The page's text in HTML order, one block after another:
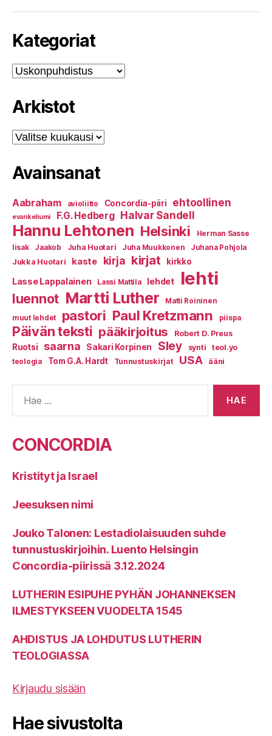
Kategoriat
Kategoriat
Arkistot
Arkistot
Avainsanat
Aabraham avioliitto Concordia-piiri ehtoollinen
evankeliumi F.G. Hedberg Halvar Sandell
Hannu Lehtonen Helsinki
Herman Sasse
Iisak
Jaakob Juha Huotari Juha Muukkonen Juhana Pohjola
Jukka Huotari kaste kirja kirjat kirkko
Lasse Lappalainen Lassi Mattila lehdet lehti
luennot Martti Luther
Matti Roininen
muut lehdet
pastori Paul Kretzmann piispa
Päivän teksti pääkirjoitus Robert D. Preus
Ruotsi saarna Sakari Korpinen Sley synti teol.yo
teologia Tom G.A. Hardt Tunnustuskirjat USA ääni
CONCORDIA
Kristityt ja Israel
Jeesuksen nimi
Jouko Talonen: Lestadiolaisuuden suhde
tunnustuskirjoihin. Luento Helsingin
Concordia-piirissä 3.12.2024
LUTHERIN ESIPUHE PYHÄN JOHANNEKSEN
ILMESTYKSEEN VUODELTA 1545
AHDISTUS JA LOHDUTUS LUTHERIN
TEOLOGIASSA
Kirjaudu sisään
Hae sivustolta